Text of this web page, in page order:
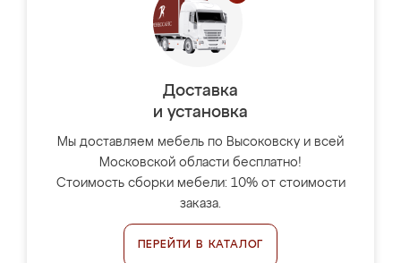
Доставка
и установка
Мы доставляем мебель по Высоковску и всей
Московской области бесплатно!
Стоимость сборки мебели: 10% от стоимости
заказа.
ПЕРЕЙТИ В КАТАЛОГ